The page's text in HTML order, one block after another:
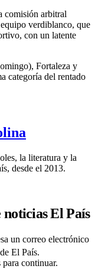
comisión arbitral
verdiblanco, que
con un latente
Fortaleza y
categoría del rentado
la literatura y la
desde el 2013.
El País
un correo electrónico
de El País.
continuar.